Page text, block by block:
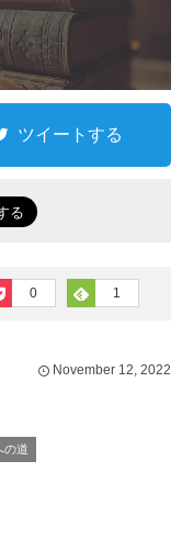
ツイートする
0 1
November 12, 2022
の道